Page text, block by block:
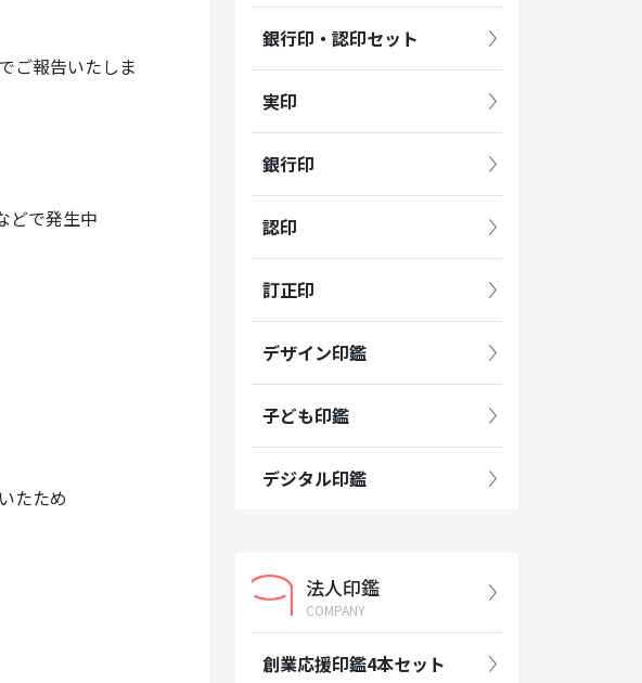
ご報告いたしま
どで発生中
たため
銀行印・認印セット
実印
銀行印
認印
訂正印
デザイン印鑑
子ども印鑑
デジタル印鑑
法人印鑑
COMPANY
創業応援印鑑4本セット